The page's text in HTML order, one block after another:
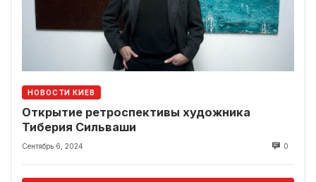
НОВОСТИ КИЕВ
Открытие ретроспективы художника
Тиберия Сильваши
Сентябрь 6, 2024 0